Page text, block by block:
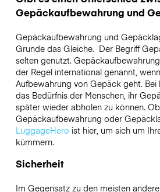
Gepäckaufbewahrung und
Gepäckaufbewahrung und
Grunde das Gleiche. Der Begriff
selten genutzt.
der Regel international genannt,
Aufbewahrung von Gepäck geht. Bei
das Bedürfnis der Menschen, ihr
später wieder abholen zu können.
Gepäckaufbewahrung oder
LuggageHero ist hier, um sich um
kümmern.
Sicherheit
Im Gegensatz zu den meisten